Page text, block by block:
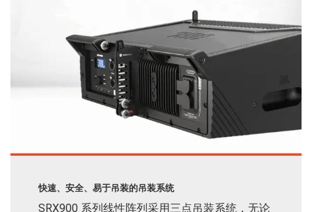
快速、安全、易于吊装的吊装系统
SRX900 系列线性阵列采用三点吊装系统，无论